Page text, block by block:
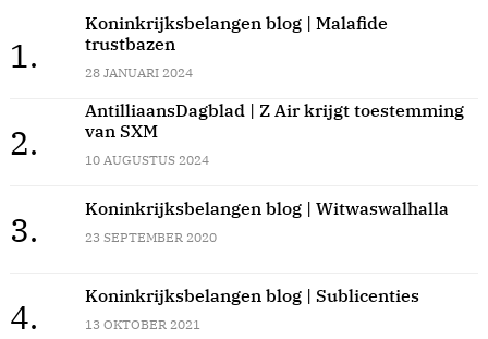
1.
Koninkrijksbelangen blog | Malafide
trustbazen
28 JANUARI 2024
2.
AntilliaansDagblad | Z Air krijgt toestemming
van SXM
10 AUGUSTUS 2024
3.
Koninkrijksbelangen blog | Witwaswalhalla
23 SEPTEMBER 2020
4.
Koninkrijksbelangen blog | Sublicenties
13 OKTOBER 2021